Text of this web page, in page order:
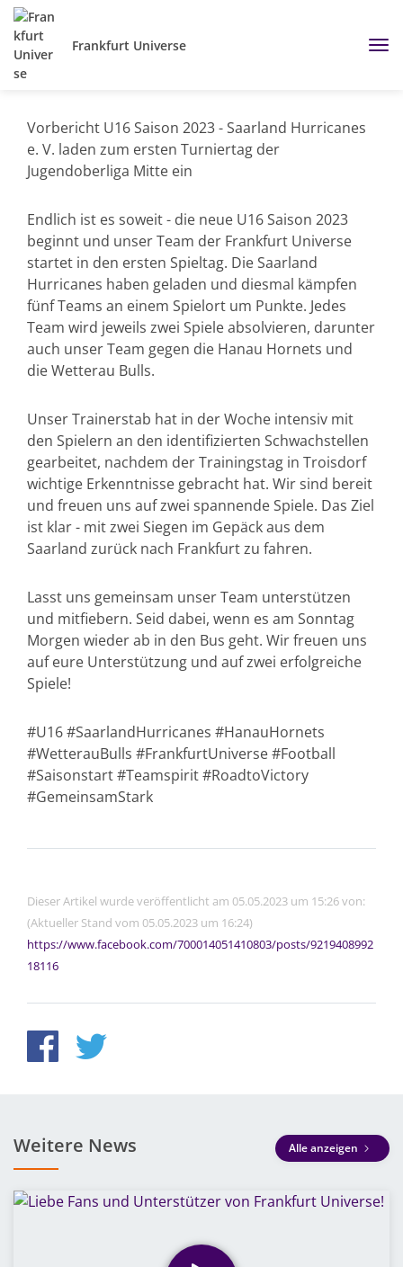
Frankfurt Universe
Vorbericht U16 Saison 2023 - Saarland Hurricanes
e. V. laden zum ersten Turniertag der
Jugendoberliga Mitte ein
Endlich ist es soweit - die neue U16 Saison 2023
beginnt und unser Team der Frankfurt Universe
startet in den ersten Spieltag. Die Saarland
Hurricanes haben geladen und diesmal kämpfen
fünf Teams an einem Spielort um Punkte. Jedes
Team wird jeweils zwei Spiele absolvieren, darunter
auch unser Team gegen die Hanau Hornets und
die Wetterau Bulls.
Unser Trainerstab hat in der Woche intensiv mit
den Spielern an den identifizierten Schwachstellen
gearbeitet, nachdem der Trainingstag in Troisdorf
wichtige Erkenntnisse gebracht hat. Wir sind bereit
und freuen uns auf zwei spannende Spiele. Das Ziel
ist klar - mit zwei Siegen im Gepäck aus dem
Saarland zurück nach Frankfurt zu fahren.
Lasst uns gemeinsam unser Team unterstützen
und mitfiebern. Seid dabei, wenn es am Sonntag
Morgen wieder ab in den Bus geht. Wir freuen uns
auf eure Unterstützung und auf zwei erfolgreiche
Spiele!
#U16 #SaarlandHurricanes #HanauHornets
#WetterauBulls #FrankfurtUniverse #Football
#Saisonstart #Teamspirit #RoadtoVictory
#GemeinsamStark
Dieser Artikel wurde veröffentlicht am 05.05.2023 um 15:26 von:
(Aktueller Stand vom 05.05.2023 um 16:24)
https://www.facebook.com/700014051410803/posts/9219408992
18116
Weitere News Alle anzeigen